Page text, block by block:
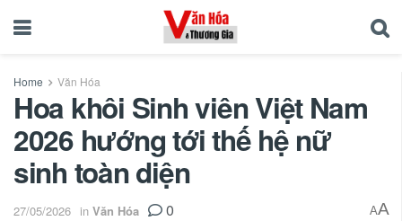
Home Văn Hóa
Hoa khôi Sinh viên Việt Nam
2026 hướng tới thế hệ nữ
sinh toàn diện
27/05/2026 in Văn Hóa 0 AA